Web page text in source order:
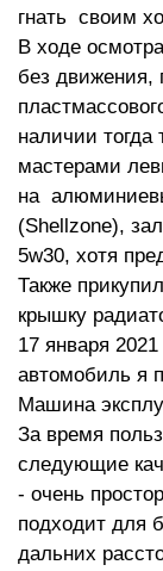
гнать своим
В ходе
без движения,
наличии
мастерами
на
(Shellzone),
5w30, хотя
Также
крышку
17 января
автомобиль я
Машина
За время
следующие
- очень
подходит для
дальних